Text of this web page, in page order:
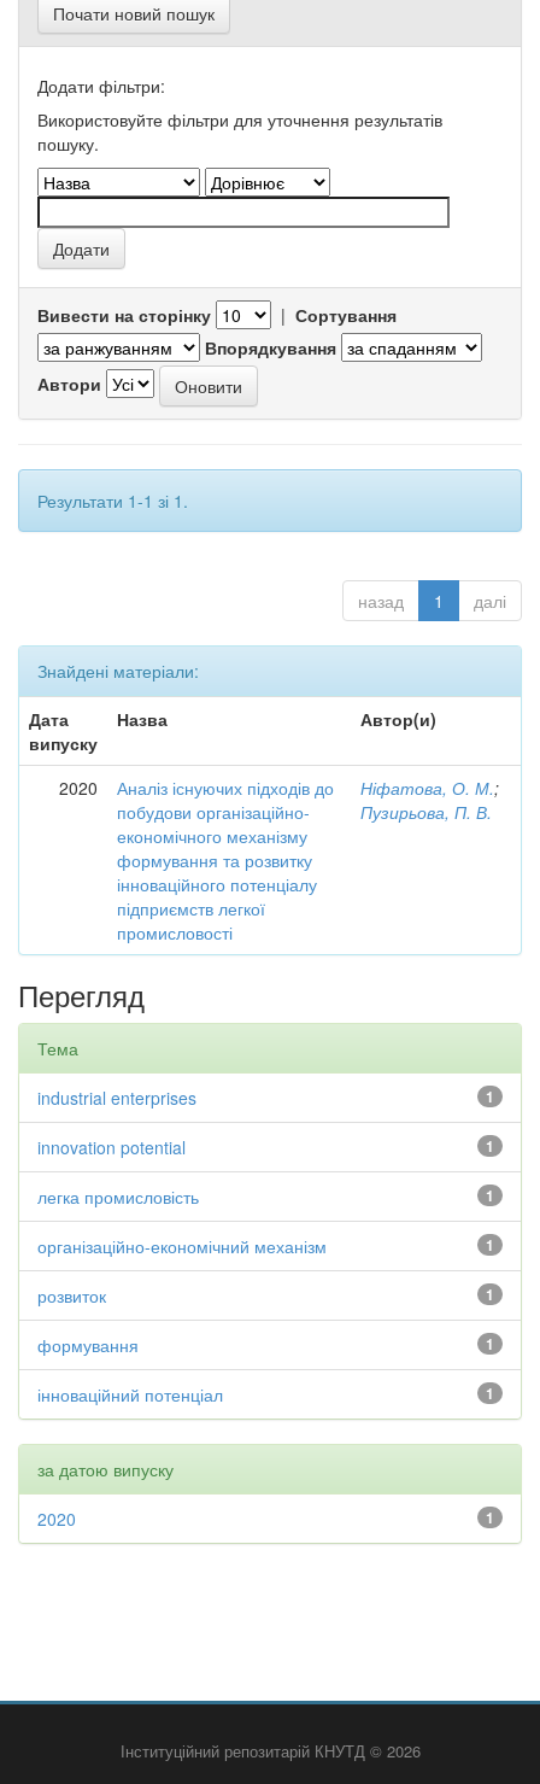
Почати новий пошук
Додати фільтри:
Використовуйте фільтри для уточнення результатів
пошуку.
Вивести на сторінку | Сортування
Впорядкування
Автори
Результати 1-1 зі 1.
назад 1 далі
Знайдені матеріали:
Дата
випуску
Назва Автор(и)
2020
Аналіз існуючих підходів до
побудови організаційно-
економічного механізму
формування та розвитку
інноваційного потенціалу
підприємств легкої
промисловості
Ніфатова, О. М.;
Пузирьова, П. В.
Перегляд
Тема
1
industrial enterprises
1
innovation potential
1
легка промисловість
1
організаційно-економічний механізм
1
розвиток
1
формування
1
інноваційний потенціал
за датою випуску
1
2020
Інституційний репозитарій КНУТД © 2026